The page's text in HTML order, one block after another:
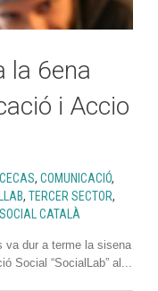
la 6ena
i Accio
CECAS, COMUNICACIÓ,
, TERCER SECTOR,
CATALÀ
va dur a terme la sisena
Social “SocialLab” al...